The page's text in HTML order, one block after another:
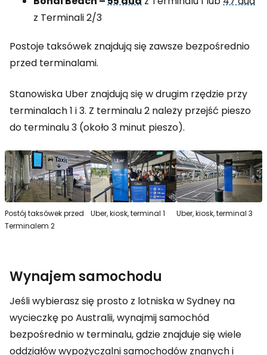
z Terminali 2/3
Postoje taksówek znajdują się zawsze bezpośrednio
przed terminalami.
Stanowiska Uber znajdują się w drugim rzędzie przy
terminalach 1 i 3. Z terminalu 2 należy przejść pieszo
do terminalu 3 (około 3 minut pieszo).
Postój taksówek przed
Terminalem 2
Uber, kiosk, terminal 1 Uber, kiosk, terminal 3
Wynajem samochodu
Jeśli wybierasz się prosto z lotniska w Sydney na
wycieczkę po Australii, wynajmij samochód
bezpośrednio w terminalu, gdzie znajduje się wiele
oddziałów wypożyczalni samochodów znanych i